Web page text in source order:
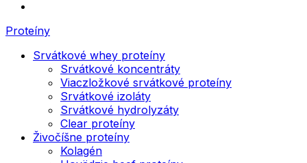
Proteíny
Srvátkové whey proteíny
Srvátkové koncentráty
Viaczložkové srvátkové proteíny
Srvátkové izoláty
Srvátkové hydrolyzáty
Clear proteíny
Živočíšne proteíny
Kolagén